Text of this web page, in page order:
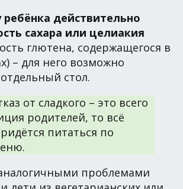
ребёнка действительно
сахара или целиакия
глютена, содержащегося в
– для него возможно
стол.
от сладкого – это всего
родителей, то всё
питаться по
проблемами